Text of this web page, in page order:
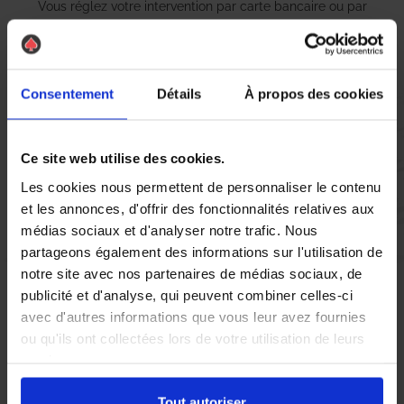
Consentement Détails À propos des cookies
Ce site web utilise des cookies.
Les cookies nous permettent de personnaliser le contenu
et les annonces, d'offrir des fonctionnalités relatives aux
médias sociaux et d'analyser notre trafic. Nous
partageons également des informations sur l'utilisation de
notre site avec nos partenaires de médias sociaux, de
publicité et d'analyse, qui peuvent combiner celles-ci
avec d'autres informations que vous leur avez fournies
ou qu'ils ont collectées lors de votre utilisation de leurs
Vous réglez votre intervention par carte bancaire ou par
chèque, un reçu CB et une facture vous sont envoyés par
Vous évaluez la prestation
avec l’équipe AS DE PIC.
Nous avons pensé à tout